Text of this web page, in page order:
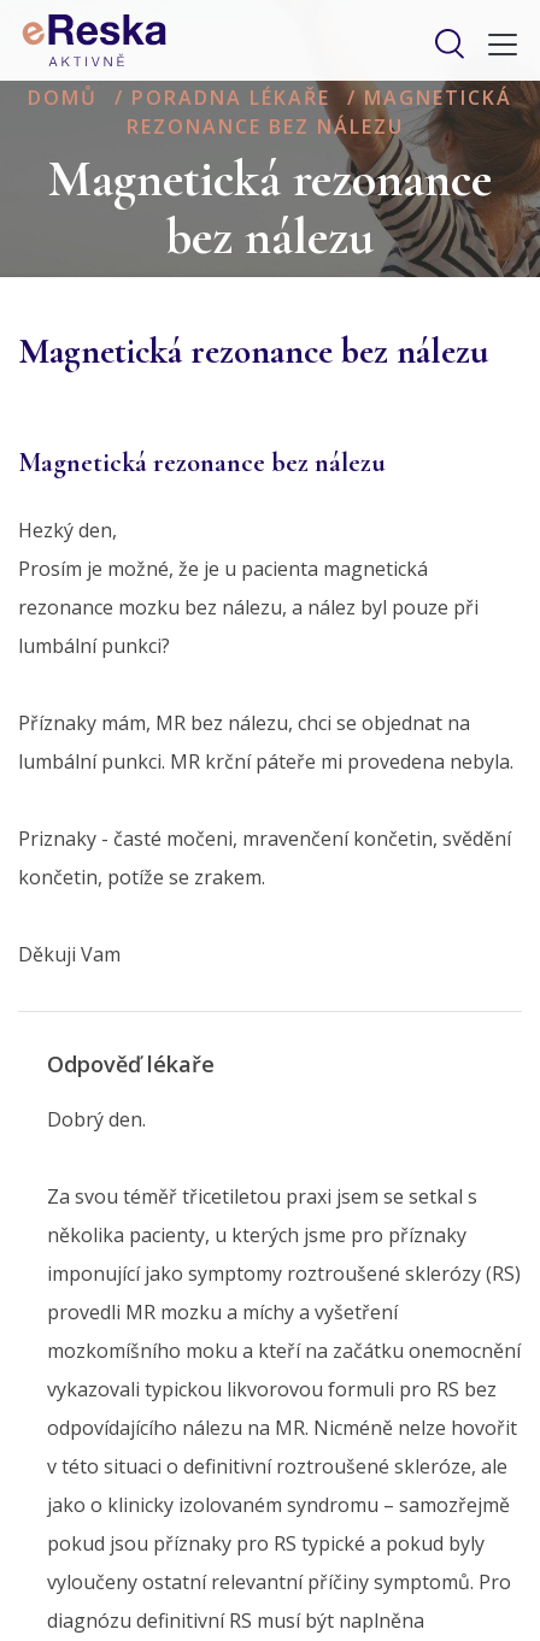
DOMŮ / PORADNA LÉKAŘE / MAGNETICKÁ
REZONANCE BEZ NÁLEZU
Magnetická rezonance
bez nálezu
Magnetická rezonance bez nálezu
Magnetická rezonance bez nálezu
Hezký den,
Prosím je možné, že je u pacienta magnetická
rezonance mozku bez nálezu, a nález byl pouze při
lumbální punkci?
Příznaky mám, MR bez nálezu, chci se objednat na
lumbální punkci. MR krční páteře mi provedena nebyla.
Priznaky - časté močeni, mravenčení končetin, svědění
končetin, potíže se zrakem.
Děkuji Vam
Odpověď lékaře
Dobrý den.
Za svou téměř třicetiletou praxi jsem se setkal s
několika pacienty, u kterých jsme pro příznaky
imponující jako symptomy roztroušené sklerózy (RS)
provedli MR mozku a míchy a vyšetření
mozkomíšního moku a kteří na začátku onemocnění
vykazovali typickou likvorovou formuli pro RS bez
odpovídajícího nálezu na MR. Nicméně nelze hovořit
v této situaci o definitivní roztroušené skleróze, ale
jako o klinicky izolovaném syndromu – samozřejmě
pokud jsou příznaky pro RS typické a pokud byly
vyloučeny ostatní relevantní příčiny symptomů. Pro
diagnózu definitivní RS musí být naplněna